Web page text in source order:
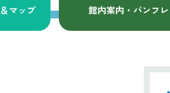
＆マップ 館内案内・パンフ